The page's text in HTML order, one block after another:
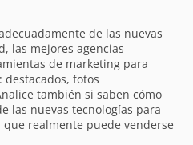
de las nuevas
las mejores agencias
de marketing para
fotos
también si saben cómo
las nuevas tecnologías para
realmente puede venderse